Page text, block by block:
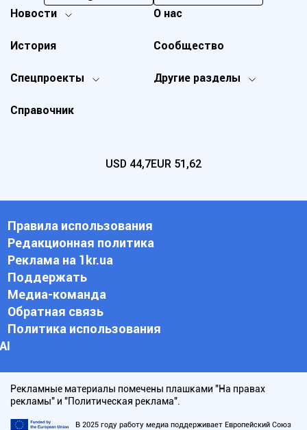
Новости
Спецпроекты Другие разделы
История
О нас
Справочник
Сообщество
USD 44,7EUR 51,62
Правила использования
Редакционная политика
Реклама на 1kr.ua
Поддержать
Медиа-команда
Обратная связь
Политика использования
АI
Рекламные материалы помечены плашками "На правах
рекламы" и "Политическая реклама".
В 2025 году работу медиа поддерживает Европейский Союз